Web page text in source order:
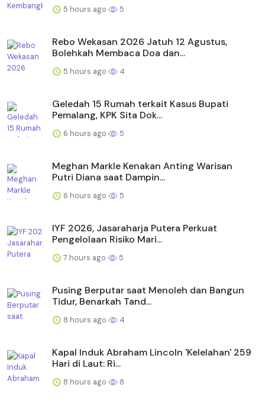
5 hours ago 5
Rebo Wekasan 2026 Jatuh 12 Agustus,
Bolehkah Membaca Doa dan...
5 hours ago 4
Geledah 15 Rumah terkait Kasus Bupati
Pemalang, KPK Sita Dok...
6 hours ago 5
Meghan Markle Kenakan Anting Warisan
Putri Diana saat Dampin...
6 hours ago 5
IYF 2026, Jasaraharja Putera Perkuat
Pengelolaan Risiko Mari...
7 hours ago 5
Pusing Berputar saat Menoleh dan Bangun
Tidur, Benarkah Tand...
8 hours ago 4
Kapal Induk Abraham Lincoln 'Kelelahan' 259
Hari di Laut: Ri...
8 hours ago 8